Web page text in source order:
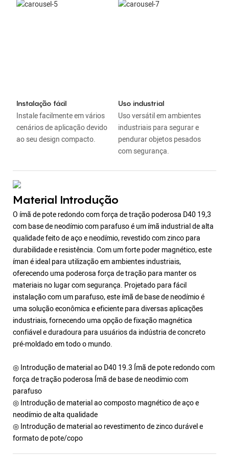
Instalação fácil
Instale facilmente em vários
cenários de aplicação devido
ao seu design compacto.
Uso industrial
Uso versátil em ambientes
industriais para segurar e
pendurar objetos pesados ​​
com segurança.
Material Introdução
O ímã de pote redondo com força de tração poderosa D40 19,3
com base de neodímio com parafuso é um ímã industrial de alta
qualidade feito de aço e neodímio, revestido com zinco para
durabilidade e resistência. Com um forte poder magnético, este
íman é ideal para utilização em ambientes industriais,
oferecendo uma poderosa força de tração para manter os
materiais no lugar com segurança. Projetado para fácil
instalação com um parafuso, este ímã de base de neodímio é
uma solução econômica e eficiente para diversas aplicações
industriais, fornecendo uma opção de fixação magnética
confiável e duradoura para usuários da indústria de concreto
pré-moldado em todo o mundo.
◎ Introdução de material ao D40 19.3 Ímã de pote redondo com
força de tração poderosa Ímã de base de neodímio com
parafuso
◎ Introdução de material ao composto magnético de aço e
neodímio de alta qualidade
◎ Introdução de material ao revestimento de zinco durável e
formato de pote/copo